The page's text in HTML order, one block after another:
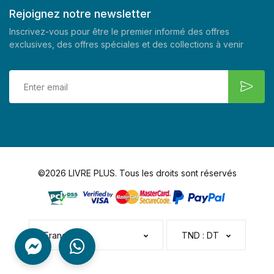
Rejoignez notre newsletter
Inscrivez-vous pour être le premier informé des offres
exclusives, des offres spéciales et des collections à venir
©2026 LIVRE PLUS. Tous les droits sont réservés
Français TND : DT